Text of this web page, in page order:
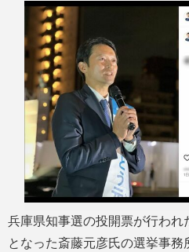
兵庫県知事選の投開票が行われ
となった斎藤元彦氏の選挙事